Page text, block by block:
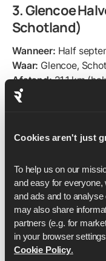
Cookies aren't just
To help us on our
and easy for
and ads and to
may also share
partners (e.g. for
Cookie Policy.
3. Glencoe
Schotland)
Wanneer: Half
Waar: Glencoe,
Afstand:21,1 km
Hoogteverschil:
Officiële website:
De Glencoe Halve
trailraces in het
spectaculaire
De route gaat over
landgoedpaden en
en brede valleien om